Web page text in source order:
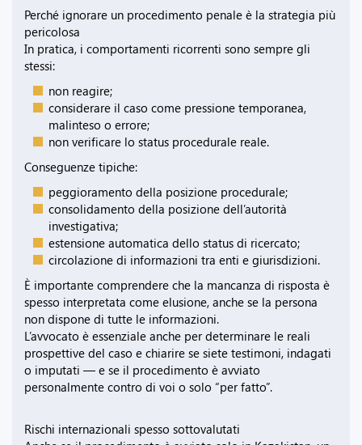
Perché ignorare un procedimento penale è la strategia più
pericolosa
In pratica, i comportamenti ricorrenti sono sempre gli
stessi:
non reagire;
considerare il caso come pressione temporanea,
malinteso o errore;
non verificare lo status procedurale reale.
Conseguenze tipiche:
peggioramento della posizione procedurale;
consolidamento della posizione dell’autorità
investigativa;
estensione automatica dello status di ricercato;
circolazione di informazioni tra enti e giurisdizioni.
È importante comprendere che la mancanza di risposta è
spesso interpretata come elusione, anche se la persona
non dispone di tutte le informazioni.
L’avvocato è essenziale anche per determinare le reali
prospettive del caso e chiarire se siete testimoni, indagati
o imputati — e se il procedimento è avviato
personalmente contro di voi o solo “per fatto”.
Rischi internazionali spesso sottovalutati